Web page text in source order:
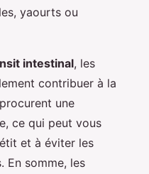
yaourts ou
intestinal, les
contribuer à la
procurent une
ce qui peut vous
et à éviter les
En somme, les